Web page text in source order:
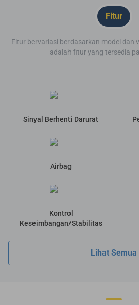
Fitur
Fitur bervariasi berdasarkan model dan
adalah fitur yang tersedia
Sinyal Berhenti Darurat
Airbag
Kontrol
Keseimbangan/Stabilitas
Lihat Semua